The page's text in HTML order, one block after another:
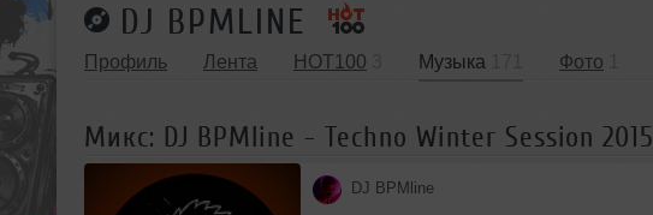
DJ BPMLINE
Профиль Лента HOT100 Музыка Фото
Микс: DJ BPMline - Techno Winter Session 2015
DJ BPMline